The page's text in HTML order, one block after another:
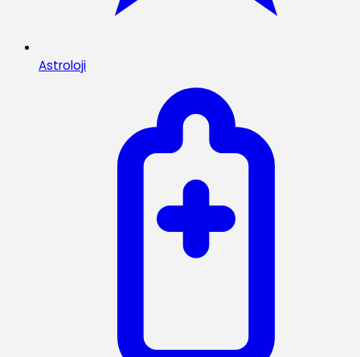
Astroloji